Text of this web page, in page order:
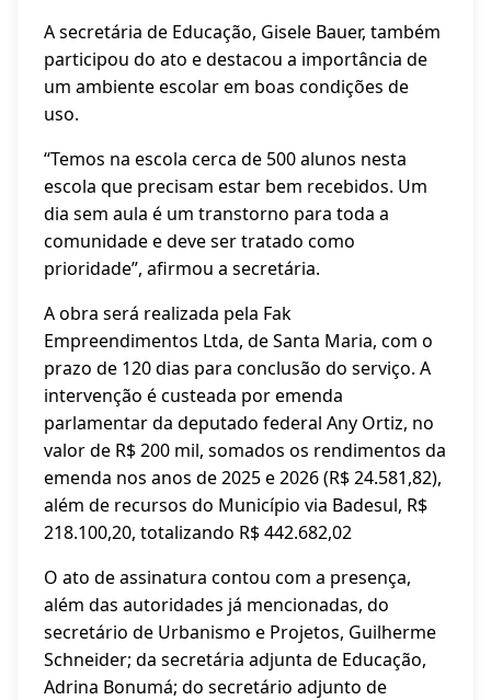
A secretária de Educação, Gisele Bauer, também
participou do ato e destacou a importância de
um ambiente escolar em boas condições de
uso.
“Temos na escola cerca de 500 alunos nesta
escola que precisam estar bem recebidos. Um
dia sem aula é um transtorno para toda a
comunidade e deve ser tratado como
prioridade”, afirmou a secretária.
A obra será realizada pela Fak
Empreendimentos Ltda, de Santa Maria, com o
prazo de 120 dias para conclusão do serviço. A
intervenção é custeada por emenda
parlamentar da deputado federal Any Ortiz, no
valor de R$ 200 mil, somados os rendimentos da
emenda nos anos de 2025 e 2026 (R$ 24.581,82),
além de recursos do Município via Badesul, R$
218.100,20, totalizando R$ 442.682,02
O ato de assinatura contou com a presença,
além das autoridades já mencionadas, do
secretário de Urbanismo e Projetos, Guilherme
Schneider; da secretária adjunta de Educação,
Adrina Bonumá; do secretário adjunto de